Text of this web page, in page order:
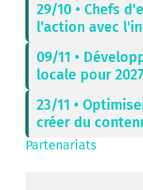
29/10 • Chefs
l'action avec
09/11 •
locale pour 2027
23/11 •
créer du
Partenariats